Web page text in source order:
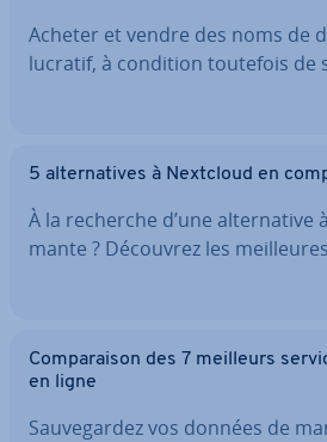
Acheter et vendre des noms de
lucratif, à condition toutefois de
5 al­ter­na­tives à Nextcloud en
À la recherche d’une
mante ? Découvrez les
Com­pa­rai­son des 7 meilleurs
en ligne
Sau­ve­gar­dez vos données de